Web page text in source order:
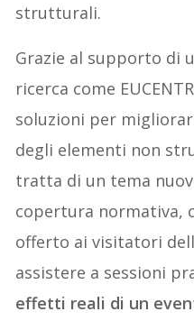
strutturali.
Grazie al supporto di
ricerca come
soluzioni per
degli elementi non
tratta di un tema
copertura normativa,
offerto ai visitatori
assistere a sessioni
effetti reali di un